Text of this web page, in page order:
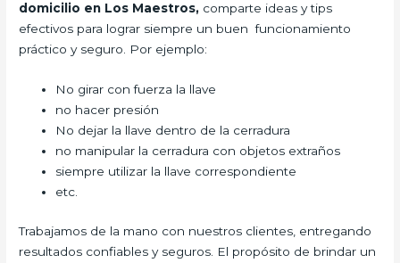
domicilio en Los Maestros, comparte ideas y tips
efectivos para lograr siempre un buen funcionamiento
práctico y seguro. Por ejemplo:
No girar con fuerza la llave
no hacer presión
No dejar la llave dentro de la cerradura
no manipular la cerradura con objetos extraños
siempre utilizar la llave correspondiente
etc.
Trabajamos de la mano con nuestros clientes, entregando
resultados confiables y seguros. El propósito de brindar un